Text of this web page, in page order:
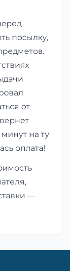
посылку,
от
на ту
оплата!
—